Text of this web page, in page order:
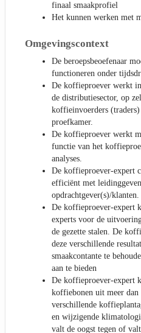
finaal smaakprofiel
Het kunnen werken met
Omgevingscontext
De beroepsbeoefenaar
functioneren onder
De koffieproever werkt
de distributiesector, op
koffieinvoerders
proefkamer.
De koffieproever werkt
functie van het
analyses.
De koffieproever-expert
efficiënt met
opdrachtgever(s)/klanten.
De koffieproever-expert
experts voor de
de gezette stalen. De
deze verschillende
smaakcontante te
aan te bieden
De koffieproever-expert
koffiebonen uit meer dan
verschillende
en wijzigende
valt de oogst tegen of